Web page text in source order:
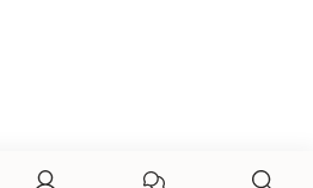
@rundumsbaby_